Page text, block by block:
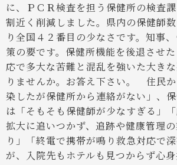
に、ＰＣＲ検査を担う保健所の検査
割近く削減しました。県内の保健師
り全国４２番目の少なさです。知事
策の要です。保健所機能を後退させ
応で多大な苦難と混乱を強いた大き
りませんか。お答え下さい。
住民か
染したが保健所から連絡がない」、
は「そもそも保健師が少なすぎる」
拡大に追いつかず、追跡や健康管理
り」「終電で携帯が鳴り救急対応で
が、入院先もホテルも見つからず心